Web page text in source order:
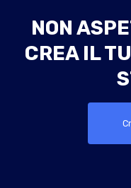
NON
CREA IL